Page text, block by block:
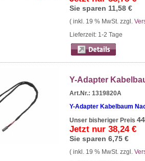
Sie sparen 11,58 €
( inkl. 19 % MwSt. zzgl.
Lieferzeit: 1-2 Tage
Y-Adapter
Art.Nr.: 1319820A
Y-Adapter Kabelbaum
Unser bisheriger Preis
Jetzt nur38,24 €
Sie sparen6,75 €
( inkl. 19 % MwSt. zzgl.